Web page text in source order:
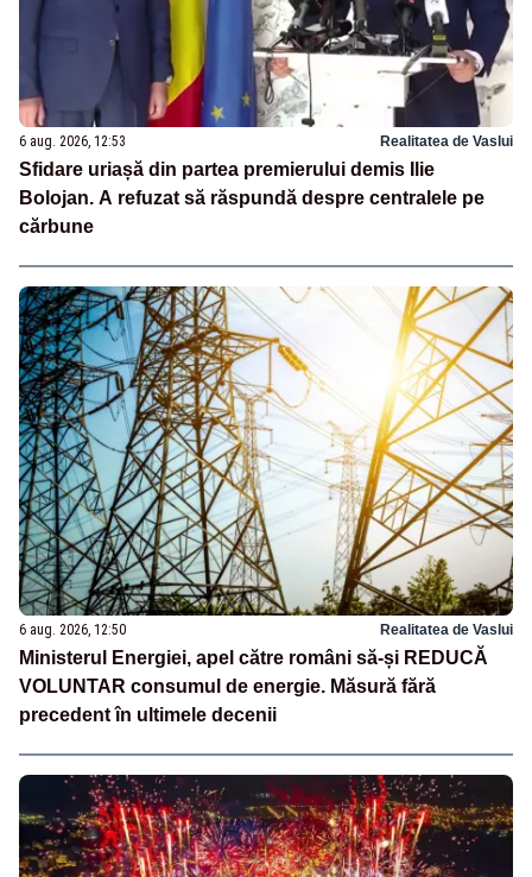
6 aug. 2026, 12:53 Realitatea de Vaslui
Sfidare uriașă din partea premierului demis Ilie
Bolojan. A refuzat să răspundă despre centralele pe
cărbune
6 aug. 2026, 12:50 Realitatea de Vaslui
Ministerul Energiei, apel către români să-și REDUCĂ
VOLUNTAR consumul de energie. Măsură fără
precedent în ultimele decenii